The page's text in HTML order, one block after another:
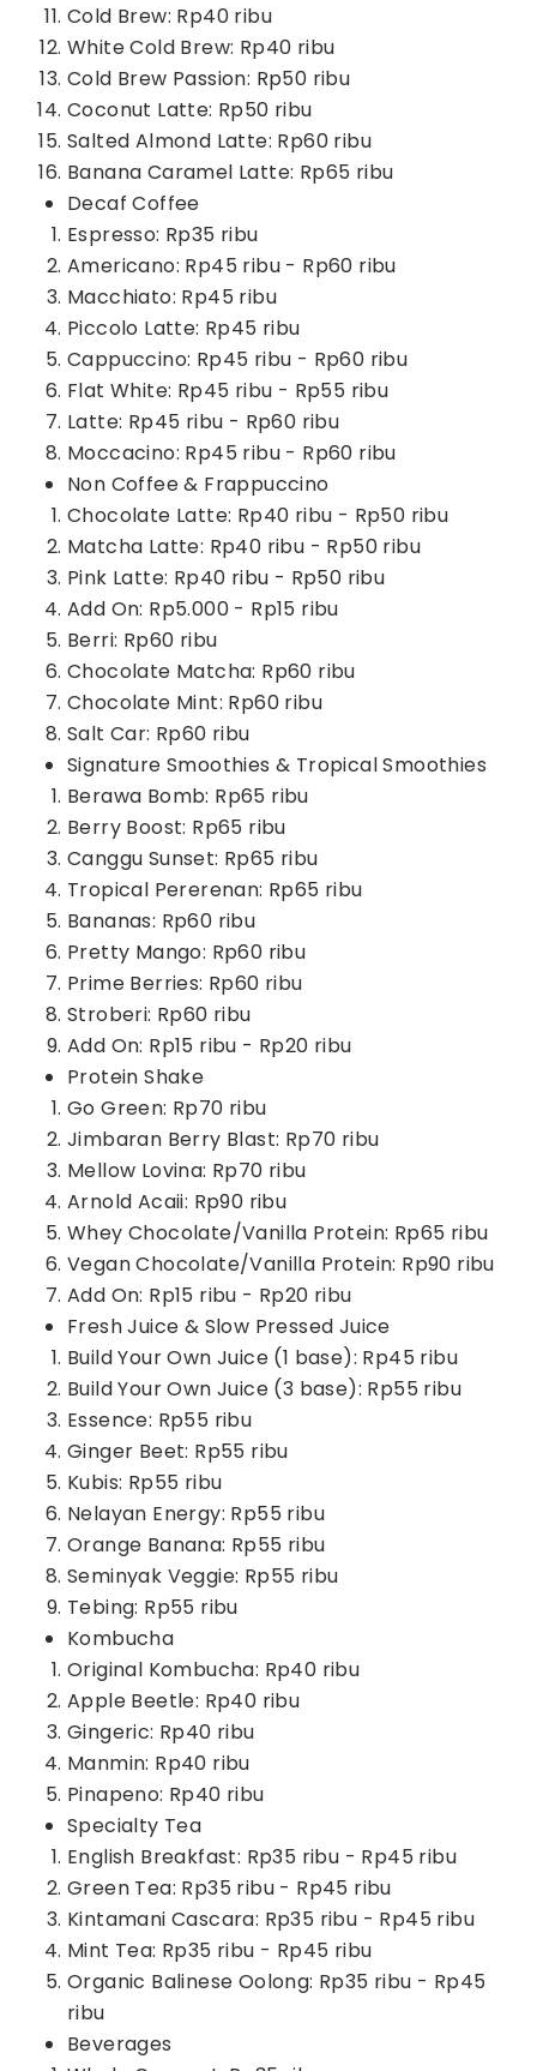
Cold Brew: Rp40 ribu
White Cold Brew: Rp40 ribu
Cold Brew Passion: Rp50 ribu
Coconut Latte: Rp50 ribu
Salted Almond Latte: Rp60 ribu
Banana Caramel Latte: Rp65 ribu
Decaf Coffee
Espresso: Rp35 ribu
Americano: Rp45 ribu - Rp60 ribu
Macchiato: Rp45 ribu
Piccolo Latte: Rp45 ribu
Cappuccino: Rp45 ribu - Rp60 ribu
Flat White: Rp45 ribu - Rp55 ribu
Latte: Rp45 ribu - Rp60 ribu
Moccacino: Rp45 ribu - Rp60 ribu
Non Coffee & Frappuccino
Chocolate Latte: Rp40 ribu - Rp50 ribu
Matcha Latte: Rp40 ribu - Rp50 ribu
Pink Latte: Rp40 ribu - Rp50 ribu
Add On: Rp5.000 - Rp15 ribu
Berri: Rp60 ribu
Chocolate Matcha: Rp60 ribu
Chocolate Mint: Rp60 ribu
Salt Car: Rp60 ribu
Signature Smoothies & Tropical Smoothies
Berawa Bomb: Rp65 ribu
Berry Boost: Rp65 ribu
Canggu Sunset: Rp65 ribu
Tropical Pererenan: Rp65 ribu
Bananas: Rp60 ribu
Pretty Mango: Rp60 ribu
Prime Berries: Rp60 ribu
Stroberi: Rp60 ribu
Add On: Rp15 ribu - Rp20 ribu
Protein Shake
Go Green: Rp70 ribu
Jimbaran Berry Blast: Rp70 ribu
Mellow Lovina: Rp70 ribu
Arnold Acaii: Rp90 ribu
Whey Chocolate/Vanilla Protein: Rp65 ribu
Vegan Chocolate/Vanilla Protein: Rp90 ribu
Add On: Rp15 ribu - Rp20 ribu
Fresh Juice & Slow Pressed Juice
Build Your Own Juice (1 base): Rp45 ribu
Build Your Own Juice (3 base): Rp55 ribu
Essence: Rp55 ribu
Ginger Beet: Rp55 ribu
Kubis: Rp55 ribu
Nelayan Energy: Rp55 ribu
Orange Banana: Rp55 ribu
Seminyak Veggie: Rp55 ribu
Tebing: Rp55 ribu
Kombucha
Original Kombucha: Rp40 ribu
Apple Beetle: Rp40 ribu
Gingeric: Rp40 ribu
Manmin: Rp40 ribu
Pinapeno: Rp40 ribu
Specialty Tea
English Breakfast: Rp35 ribu - Rp45 ribu
Green Tea: Rp35 ribu - Rp45 ribu
Kintamani Cascara: Rp35 ribu - Rp45 ribu
Mint Tea: Rp35 ribu - Rp45 ribu
Organic Balinese Oolong: Rp35 ribu - Rp45
ribu
Beverages